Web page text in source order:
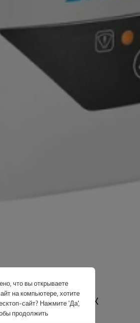
радар｜DADISICK
что вы открываете
на компьютере, хотите
сайт? Нажмите 'Да',
продолжить